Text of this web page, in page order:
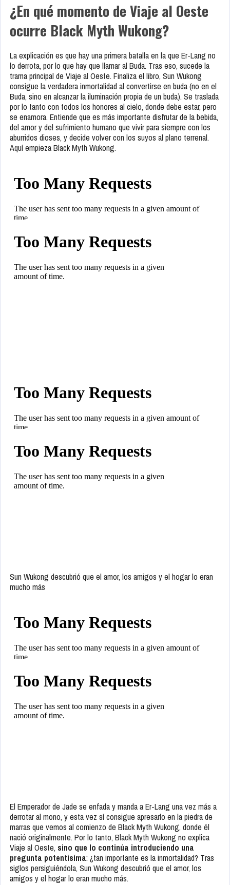
¿En qué momento de Viaje al Oeste
ocurre Black Myth Wukong?
La explicación es que hay una primera batalla en la que Er-Lang no
lo derrota, por lo que hay que llamar al Buda. Tras eso, sucede la
trama principal de Viaje al Oeste. Finaliza el libro, Sun Wukong
consigue la verdadera inmortalidad al convertirse en buda (no en el
Buda, sino en alcanzar la iluminación propia de un buda). Se traslada
por lo tanto con todos los honores al cielo, donde debe estar, pero
se enamora. Entiende que es más importante disfrutar de la bebida,
del amor y del sufrimiento humano que vivir para siempre con los
aburridos dioses, y decide volver con los suyos al plano terrenal.
Aquí empieza Black Myth Wukong.
Sun Wukong descubrió que el amor, los amigos y el hogar lo eran
mucho más
El Emperador de Jade se enfada y manda a Er-Lang una vez más a
derrotar al mono, y esta vez sí consigue apresarlo en la piedra de
marras que vemos al comienzo de Black Myth Wukong, donde él
nació originalmente. Por lo tanto, Black Myth Wukong no explica
Viaje al Oeste, sino que lo continúa introduciendo una
pregunta potentísima: ¿tan importante es la inmortalidad? Tras
siglos persiguiéndola, Sun Wukong descubrió que el amor, los
amigos y el hogar lo eran mucho más.